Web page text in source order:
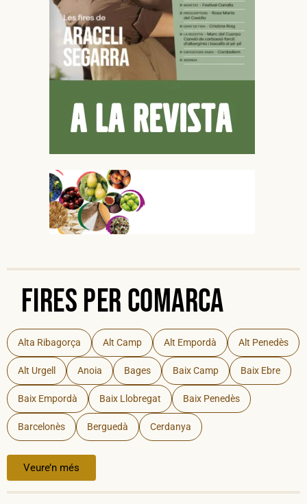
Fires per Comarca
Alta Ribagorça Alt Camp Alt Empordà Alt Penedès
Alt Urgell Anoia Bages Baix Camp Baix Ebre
Baix Empordà Baix Llobregat Baix Penedès
Barcelonès Berguedà Cerdanya
Veure’n més